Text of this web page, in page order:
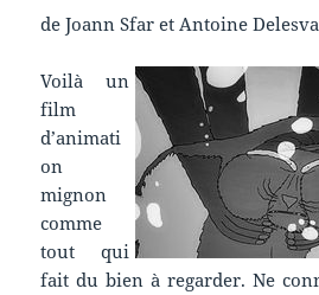
de Joann Sfar et Antoine
Voilà un
film
d’animati
on
mignon
comme
tout qui
fait du bien à regarder. Ne